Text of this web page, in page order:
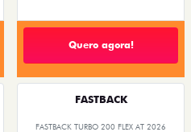
Quero agora!
FASTBACK
FASTBACK TURBO 200 FLEX AT 2026